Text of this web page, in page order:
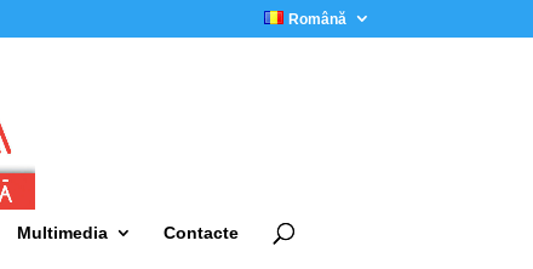
Română
Multimedia Contacte